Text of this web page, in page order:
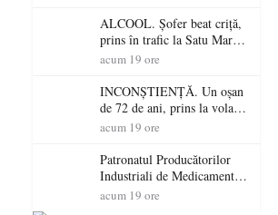
șoferi fără permis într-o
singură zi
ALCOOL. Șofer beat criță,
prins în trafic la Satu Mare!
Alcoolemie uriașă
acum 19 ore
INCONȘTIENȚĂ. Un oșan
de 72 de ani, prins la volan
fără permis! Polițiștii l-au
acum 19 ore
Patronatul Producătorilor
Industriali de Medicamente
din România (PRIMER):
acum 19 ore